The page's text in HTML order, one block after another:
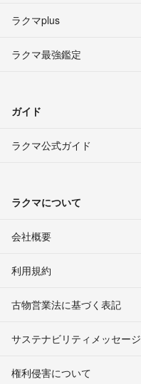
ラクマplus
ラクマ最強鑑定
ガイド
ラクマ公式ガイド
ラクマについて
会社概要
利用規約
古物営業法に基づく表記
サステナビリティメッセージ
権利侵害について